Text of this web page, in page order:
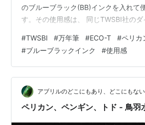
のブルーブラック(BB)インクを入れて
す。その使用感は、 同じTWSBI社のダ
量で、通常のインクカートリッジの倍
で、かなりの日数にわたり書き続けて
がない限り途中でインクがなくなると
せん。これは本当にありがたい長所だ
先はステンレススチールですが、書き
せ…
#TWSBI #万年筆 #ECO-T #ペリカ
#ブルーブラックインク #使用感
アブリルのどこにもあり、どこにもない
ペリカン、ペンギン、トド - 鳥羽